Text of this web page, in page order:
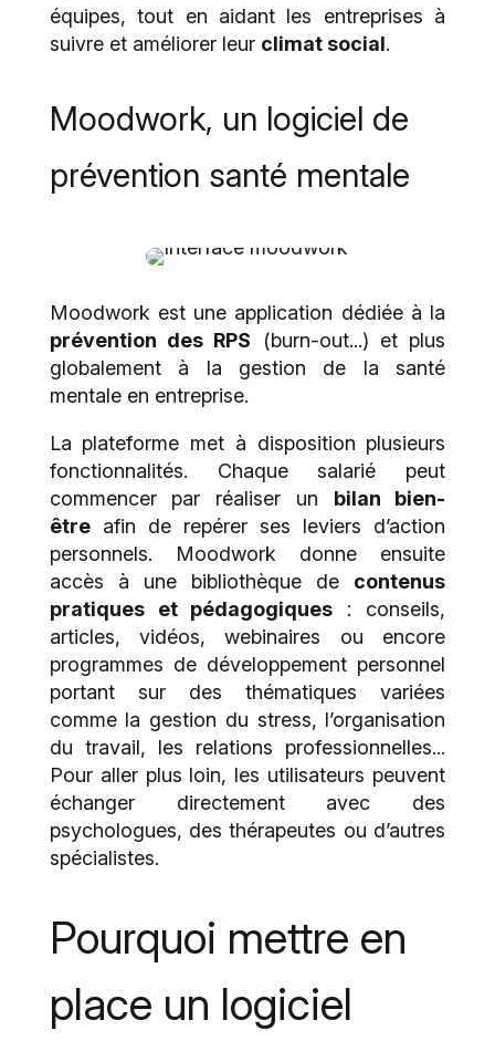
équipes, tout en aidant les entreprises à
suivre et améliorer leur climat social.
Moodwork, un logiciel de
prévention santé mentale
Moodwork est une application dédiée à la
prévention des RPS (burn-out...) et plus
globalement à la gestion de la santé
mentale en entreprise.
La plateforme met à disposition plusieurs
fonctionnalités. Chaque salarié peut
commencer par réaliser un
bilan bien-
être afin de repérer ses leviers d’action
personnels. Moodwork donne ensuite
accès à une bibliothèque de
contenus
pratiques et pédagogiques
: conseils,
articles, vidéos, webinaires ou encore
programmes de développement personnel
portant sur des thématiques variées
comme la gestion du stress, l’organisation
du travail, les relations professionnelles...
Pour aller plus loin, les utilisateurs peuvent
échanger directement avec des
psychologues, des thérapeutes ou d’autres
spécialistes.
Pourquoi mettre en
place un logiciel